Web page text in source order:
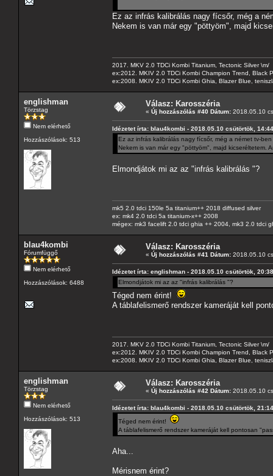
Ez az infrás kalibrálás nagy fícsőr, még a
Nekem is van már egy "pöttyöm", majd
2017. MKV 2.0 TDCi Kombi Titanium, Tectonic Silver \m/
ex:2012. MKIV 2.0 TDCi Kombi Champion Trend, Black
ex:2008. MKIV 2.0 TDCi Kombi Ghia, Blazer Blue,
englishman
Törzstag
Nem elérhető
Hozzászólások: 513
Válasz: Karosszéria
« Új hozzászólás #40 Dátum: 2018.05.10
Idézetet írta: blau4kombi - 2018.05.10 csütörtök,
Ez az infrás kalibrálás nagy fícsőr, még a német tv-
Nekem is van már egy "pöttyöm", majd kicseréltetem.
Elmondjátok mi az az "infrás kalibrálás "?
mk5 2.0 tdci 150le 5a titanium++ 2018 diffused silver
ex: mk4 2.0 tdci 5a titanium-x++ 2008
mégex: mk3 facelift 2.0 tdci ghia ++ 2004, mk3 2.0 tdci
blau4kombi
Fórumfüggő
Nem elérhető
Hozzászólások: 6488
Válasz: Karosszéria
« Új hozzászólás #41 Dátum: 2018.05.10
Idézetet írta: englishman - 2018.05.10 csütörtök,
Elmondjátok mi az az "infrás kalibrálás "?
Téged nem érint!
A táblafelismerő rendszer kameráját kell
2017. MKV 2.0 TDCi Kombi Titanium, Tectonic Silver \m/
ex:2012. MKIV 2.0 TDCi Kombi Champion Trend, Black
ex:2008. MKIV 2.0 TDCi Kombi Ghia, Blazer Blue,
englishman
Törzstag
Nem elérhető
Hozzászólások: 513
Válasz: Karosszéria
« Új hozzászólás #42 Dátum: 2018.05.10
Idézetet írta: blau4kombi - 2018.05.10 csütörtök,
Téged nem érint!
A táblafelismerő rendszer kameráját kell pontosan
Aha...
Mérisnem érint?